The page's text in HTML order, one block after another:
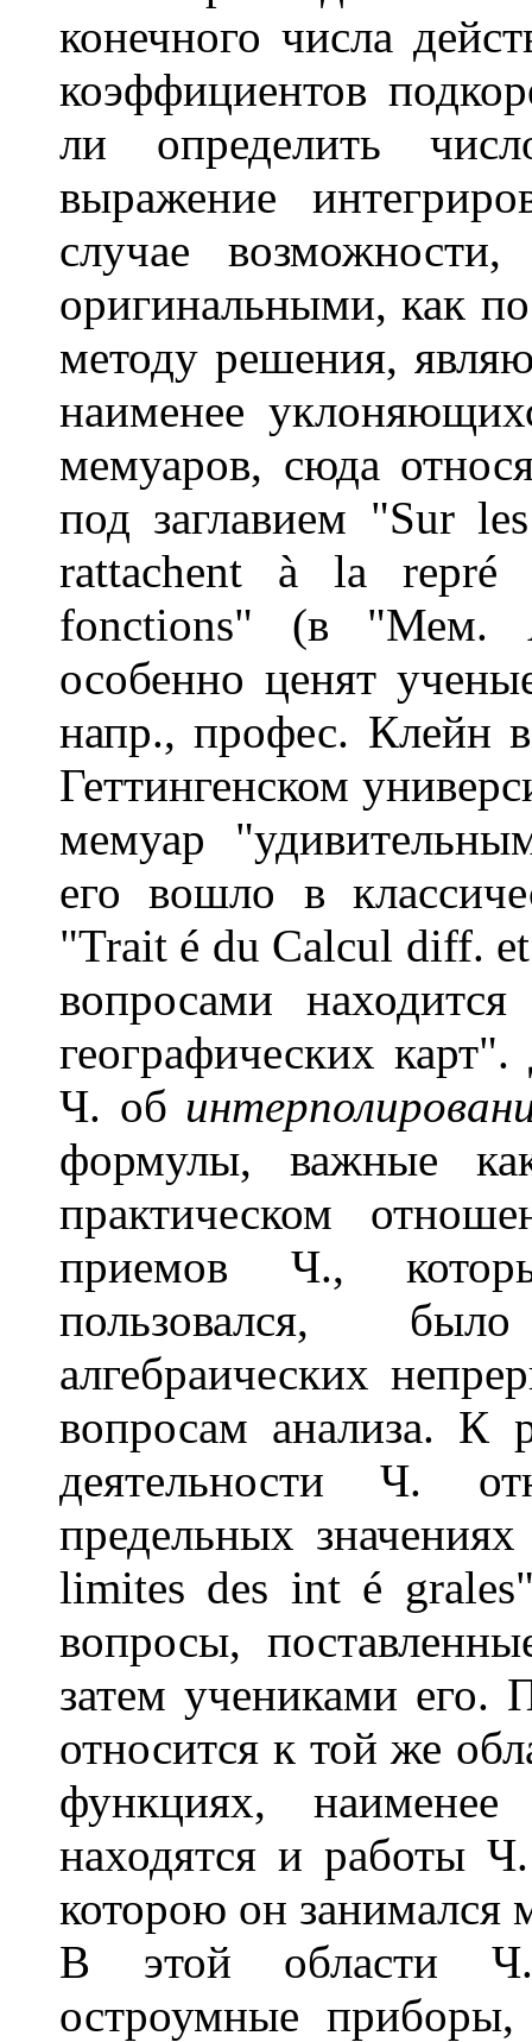
конечного числа
коэффициентов
ли определить
выражение
случае
оригинальными, как
методу решения,
наименее
мемуаров, сюда
под заглавием "Sur
rattachent à la repré
fonctions" (в "Мем.
особенно ценят
напр., профес. Клейн
Геттингенском
мемуар
его вошло в
"Trait é du Calcul diff.
вопросами
географических
Ч. об
формулы, важные
практическом
приемов Ч.,
пользовался,
алгебраических
вопросам анализа. К
деятельности Ч.
предельных
limites des int é
вопросы,
затем учениками его.
относится к той же
функциях,
находятся и работы
которою он
В этой области Ч.
остроумные